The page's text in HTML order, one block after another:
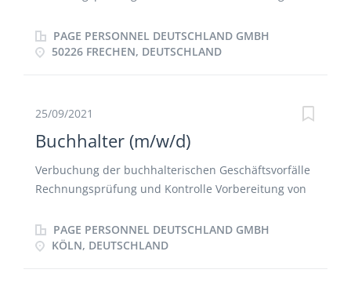
Software- und Cloud-Lösungen von mehr als 7.500
Herstellern . Das Aufgabengebiet Verbuchung
Auslandsbereich. Laufende Kreditorenüberwachung
und dazugehörige...
von Statistiken und Auswertungen
PAGE PERSONNEL DEUTSCHLAND GMBH
50226 FRECHEN, DEUTSCHLAND
25/09/2021
Buchhalter (m/w/d)
Verbuchung der buchhalterischen Geschäftsvorfälle
Rechnungsprüfung und Kontrolle Vorbereitung von
von Statistiken und Auswertungen
PAGE PERSONNEL DEUTSCHLAND GMBH
KÖLN, DEUTSCHLAND